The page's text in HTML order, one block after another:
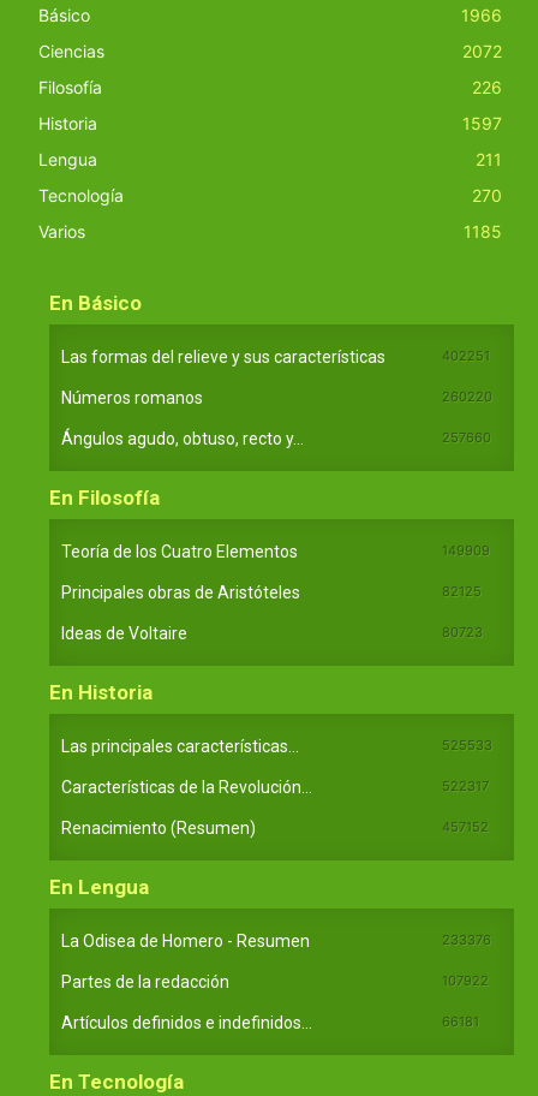
Básico
1966
Ciencias
2072
Filosofía
226
Historia
1597
Lengua
211
Tecnología
270
Varios
1185
En Básico
Las formas del relieve y sus características 402251
Números romanos 260220
Ángulos agudo, obtuso, recto y... 257660
En Filosofía
Teoría de los Cuatro Elementos 149909
Principales obras de Aristóteles 82125
Ideas de Voltaire 80723
En Historia
Las principales características... 525533
Características de la Revolución... 522317
Renacimiento (Resumen) 457152
En Lengua
La Odisea de Homero - Resumen 233376
Partes de la redacción 107922
Artículos definidos e indefinidos... 66181
En Tecnología